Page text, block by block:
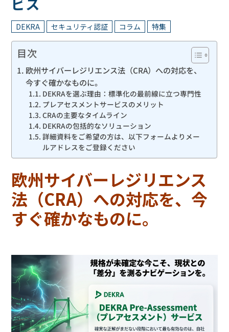
DEKRA セキュリティ認証 コラム 特集
目次
欧州サイバーレジリエンス法（CRA）への対応を、
今すぐ確かなものに。
DEKRAを選ぶ理由：標準化の最前線に立つ専門性
プレアセスメントサービスのメリット
CRAの主要なタイムライン
DEKRAの包括的なソリューション
詳細資料をご希望の方は、以下フォームよりメー
ルアドレスをご登録ください
欧州サイバーレジリエンス
法（CRA）への対応を、今
すぐ確かなものに。